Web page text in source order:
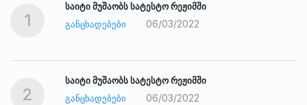
1
საიტი მუშაობს სატესტო რეჟიმში
ᲒᲐᲜᲪᲮᲐᲓᲔᲑᲔᲑᲘ
06/03/2022
2
საიტი მუშაობს სატესტო რეჟიმში
ᲒᲐᲜᲪᲮᲐᲓᲔᲑᲔᲑᲘ
06/03/2022